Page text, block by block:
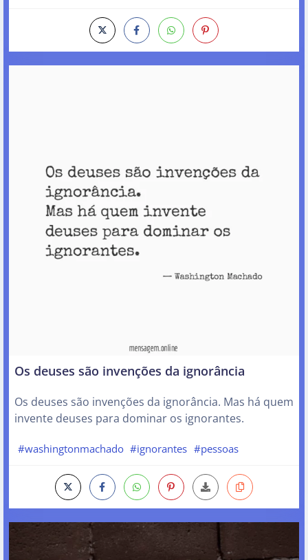
Os deuses são invenções da ignorância
Os deuses são invenções da ignorância. Mas há quem
invente deuses para dominar os ignorantes.
#washingtonmachado #ignorantes #pessoas